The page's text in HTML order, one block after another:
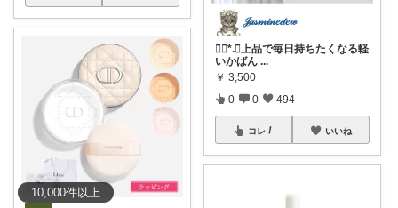
10,000件以上
𝒥𝒶𝓈𝓂𝒾𝓃𝑒𝒹𝑒𝓌
❁⃘*.ﾟ上品で毎日持ちたくなる軽
いかばん ...
￥ 3,500
0 0 494
コレ いいね